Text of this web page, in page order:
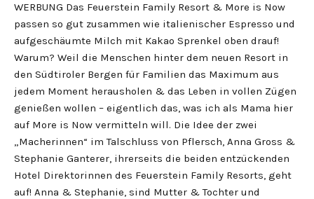
WERBUNG Das Feuerstein Family Resort & More is Now
passen so gut zusammen wie italienischer Espresso und
aufgeschäumte Milch mit Kakao Sprenkel oben drauf!
Warum? Weil die Menschen hinter dem neuen Resort in
den Südtiroler Bergen für Familien das Maximum aus
jedem Moment herausholen & das Leben in vollen Zügen
genießen wollen – eigentlich das, was ich als Mama hier
auf More is Now vermitteln will. Die Idee der zwei
„Macherinnen“ im Talschluss von Pflersch, Anna Gross &
Stephanie Ganterer, ihrerseits die beiden entzückenden
Hotel Direktorinnen des Feuerstein Family Resorts, geht
auf! Anna & Stephanie, sind Mutter & Tochter und